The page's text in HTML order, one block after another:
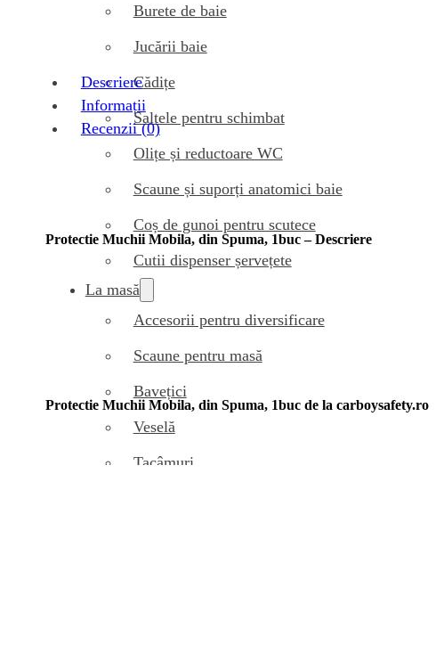
Burete de baie
Jucării baie
Cădițe
Saltele pentru schimbat
Olițe și reductoare WC
Scaune și suporți anatomici baie
Coș de gunoi pentru scutece
Cutii dispenser șervețete
La masă
Accesorii pentru diversificare
Scaune pentru masă
Bavețici
Veselă
Tacâmuri
Descriere
Informații
Recenzii (0)
Protectie Muchii Mobila, din Spuma, 1buc – Descriere
Protectie Muchii Mobila, din Spuma, 1buc de la carboysafety.ro